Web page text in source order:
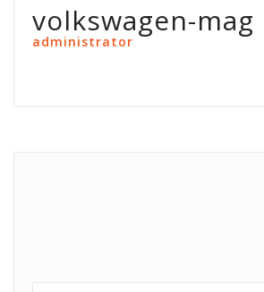
volkswagen-mag
administrator